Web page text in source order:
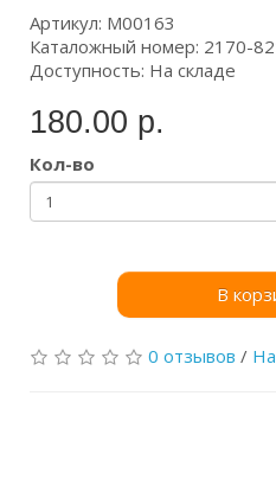
Артикул: М00163
Каталожный номер: 2170-
Доступность: На складе
180.00 р.
Кол-во
В
0 отзывов /